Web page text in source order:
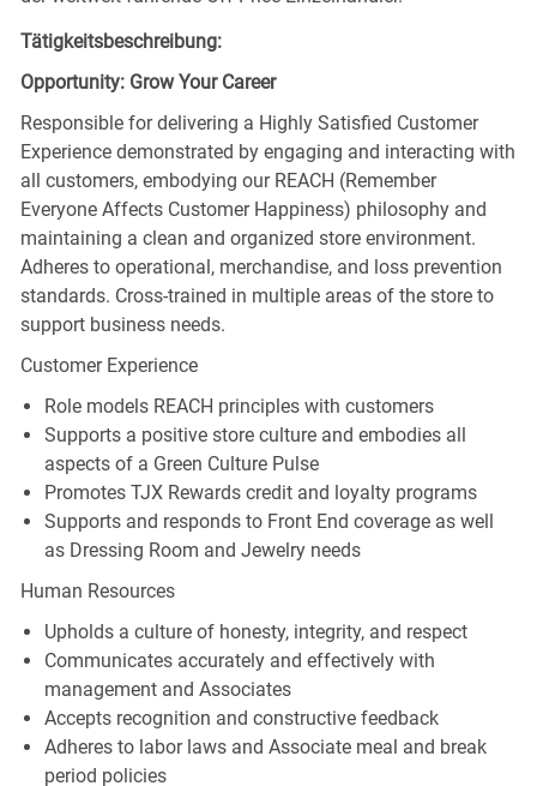
Tätigkeitsbeschreibung:
Opportunity: Grow Your Career
Responsible for delivering a Highly Satisfied Customer
Experience demonstrated by engaging and interacting with
all customers, embodying our REACH (Remember
Everyone Affects Customer Happiness) philosophy and
maintaining a clean and organized store environment.
Adheres to operational, merchandise, and loss prevention
standards. Cross-trained in multiple areas of the store to
support business needs.
Customer Experience
Role models REACH principles with customers
Supports a positive store culture and embodies all
aspects of a Green Culture Pulse
Promotes TJX Rewards credit and loyalty programs
Supports and responds to Front End coverage as well
as Dressing Room and Jewelry needs
Human Resources
Upholds a culture of honesty, integrity, and respect
Communicates accurately and effectively with
management and Associates
Accepts recognition and constructive feedback
Adheres to labor laws and Associate meal and break
period policies